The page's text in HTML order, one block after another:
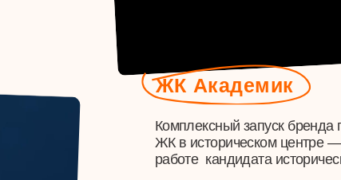
Комплексный запуск бренда премиального
ЖК в историческом центре — привлекли к
работе кандидата исторических наук
Как это было →
Хочу также!